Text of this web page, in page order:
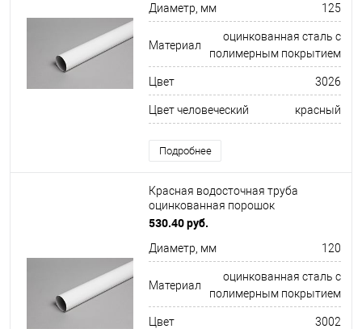
Диаметр, мм 125
Материал
оцинкованная сталь с
полимерным покрытием
Цвет 3026
Цвет человеческий красный
Подробнее
Красная водосточная труба
оцинкованная порошок
ф120х1250мм RAL 3002
530.40 руб.
Диаметр, мм 120
Материал
оцинкованная сталь с
полимерным покрытием
Цвет 3002